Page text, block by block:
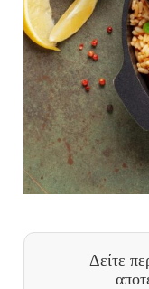
Δείτε